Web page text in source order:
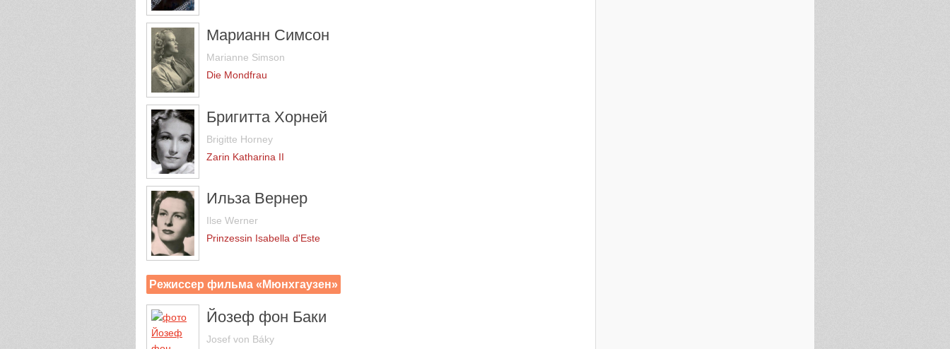
Марианн Симсон
Marianne Simson
Die Mondfrau
Бригитта Хорней
Brigitte Horney
Zarin Katharina II
Ильза Вернер
Ilse Werner
Prinzessin Isabella d'Este
Режиссер фильма «Мюнхгаузен»
Йозеф фон Баки
Josef von Báky